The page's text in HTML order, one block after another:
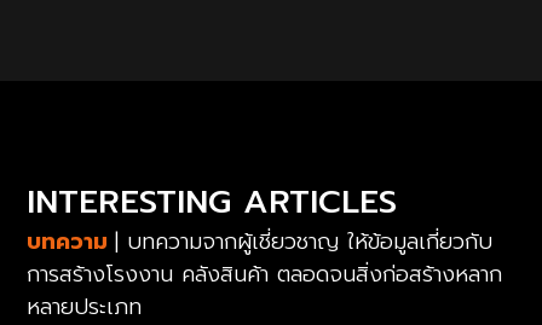
INTERESTING ARTICLES
บทความ| บทความจากผู้เชี่ยวชาญ ให้ข้อมูลเกี่ยวกับ
การสร้างโรงงาน คลังสินค้า ตลอดจนสิ่งก่อสร้างหลาก
หลายประเภท